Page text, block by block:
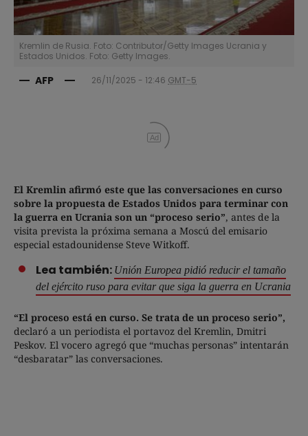
Kremlin de Rusia. Foto: Contributor/Getty Images Ucrania y
Estados Unidos. Foto: Getty Images.
AFP 26/11/2025 - 12:46 GMT-5
Ad
El Kremlin afirmó este que las conversaciones en curso
sobre la propuesta de Estados Unidos para terminar con
la guerra en Ucrania son un “proceso serio”, antes de la
visita prevista la próxima semana a Moscú del emisario
especial estadounidense Steve Witkoff.
Lea también: Unión Europea pidió reducir el tamaño
del ejército ruso para evitar que siga la guerra en Ucrania
“El proceso está en curso. Se trata de un proceso serio”,
declaró a un periodista el portavoz del Kremlin, Dmitri
Peskov. El vocero agregó que “muchas personas” intentarán
“desbaratar” las conversaciones.